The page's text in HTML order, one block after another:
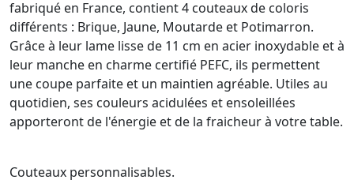
fabriqué en France, contient 4 couteaux de coloris
différents : Brique, Jaune, Moutarde et Potimarron.
Grâce à leur lame lisse de 11 cm en acier inoxydable et à
leur manche en charme certifié PEFC, ils permettent
une coupe parfaite et un maintien agréable. Utiles au
quotidien, ses couleurs acidulées et ensoleillées
apporteront de l'énergie et de la fraicheur à votre table.
Couteaux personnalisables.